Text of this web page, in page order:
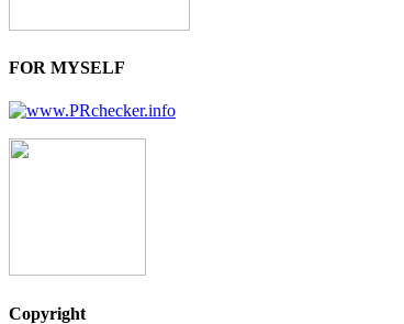
FOR MYSELF
Copyright